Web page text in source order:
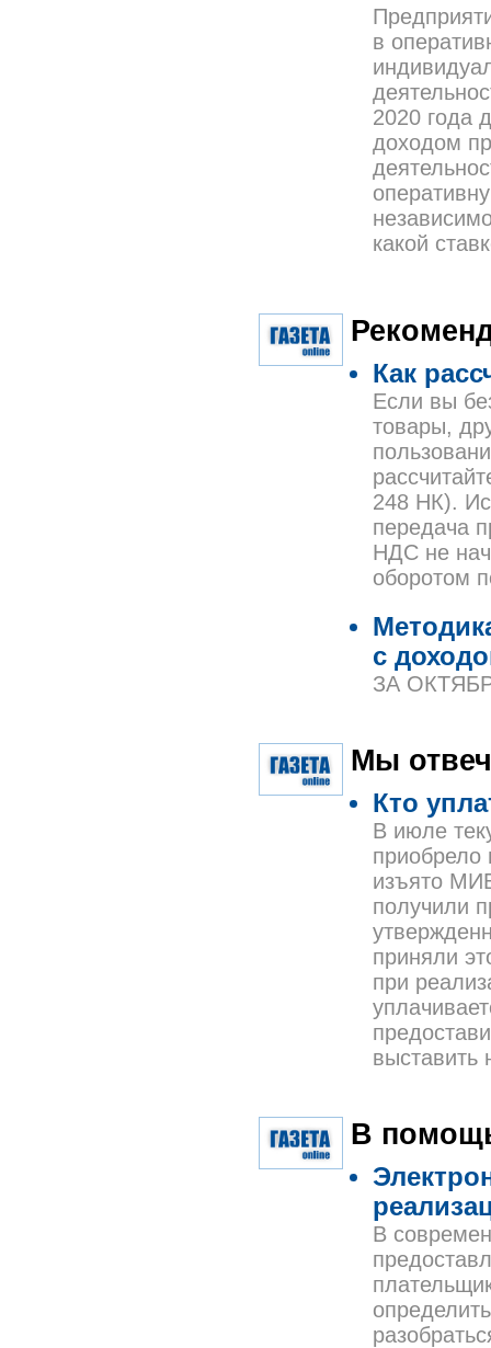
в
2020 года
доходом
какой
Как
Если вы
товары,
248 НК).
передача
НДС не
оборотом
с
ЗА
Мы
Кто
В июле
изъято
получили
приняли
при
выставить
В
В